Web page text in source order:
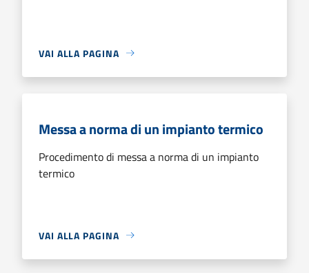
VAI ALLA PAGINA
Messa a norma di un impianto termico
Procedimento di messa a norma di un impianto
termico
VAI ALLA PAGINA